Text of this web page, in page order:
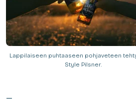
Lappilaiseen puhtaaseen pohjaveteen
Style Pilsner.
—